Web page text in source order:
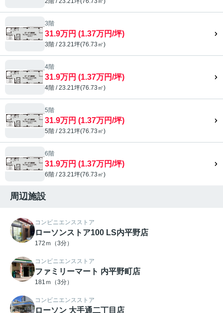
3階
31.9万円 (1.37万円/坪)
3階 / 23.21坪(76.73㎡)
4階
31.9万円 (1.37万円/坪)
4階 / 23.21坪(76.73㎡)
5階
31.9万円 (1.37万円/坪)
5階 / 23.21坪(76.73㎡)
6階
31.9万円 (1.37万円/坪)
6階 / 23.21坪(76.73㎡)
周辺施設
コンビニエンスストア
ローソンストア100 LS内平野店
172ｍ（3分）
コンビニエンスストア
ファミリーマート 内平野町店
181ｍ（3分）
コンビニエンスストア
ローソン 大手通二丁目店